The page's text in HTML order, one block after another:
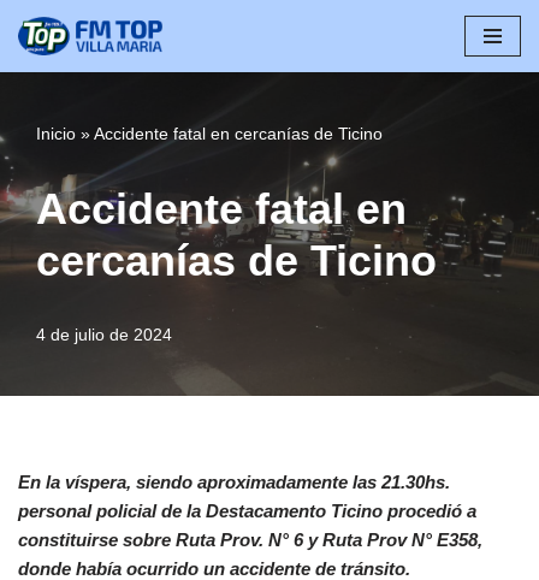
Inicio »Accidente fatal en cercanías de Ticino
Accidente fatal en
cercanías de Ticino
4 de julio de 2024
En la víspera, siendo aproximadamente las 21.30hs.
personal policial de la Destacamento Ticino procedió a
constituirse sobre Ruta Prov. N° 6 y Ruta Prov N° E358,
donde había ocurrido un accidente de tránsito.